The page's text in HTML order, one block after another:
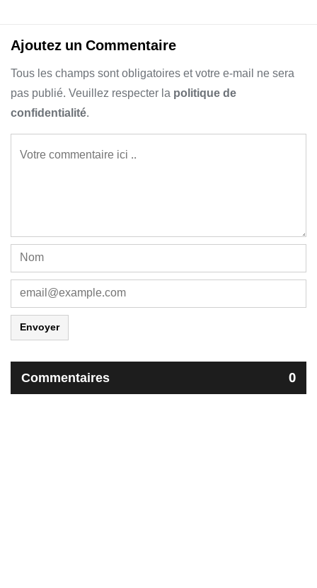
Ajoutez un Commentaire
Tous les champs sont obligatoires et votre e-mail ne sera
pas publié. Veuillez respecter lapolitique de
confidentialité.
Envoyer
Commentaires 0